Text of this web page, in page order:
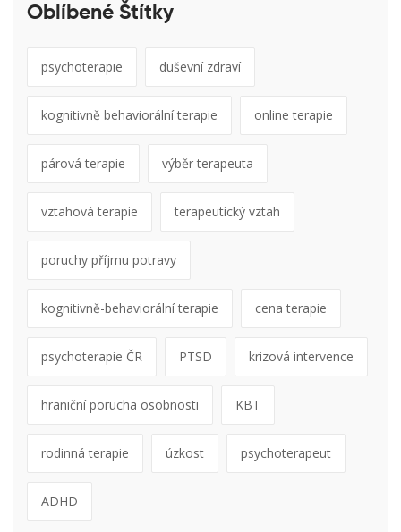
Oblíbené Štítky
psychoterapie duševní zdraví
kognitivně behaviorální terapie online terapie
párová terapie výběr terapeuta
vztahová terapie terapeutický vztah
poruchy příjmu potravy
kognitivně-behaviorální terapie cena terapie
psychoterapie ČR PTSD krizová intervence
hraniční porucha osobnosti KBT
rodinná terapie úzkost psychoterapeut
ADHD